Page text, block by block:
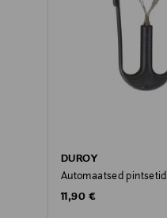
DUROY
Automaatsed pintsetid
Original Price
11,90 €